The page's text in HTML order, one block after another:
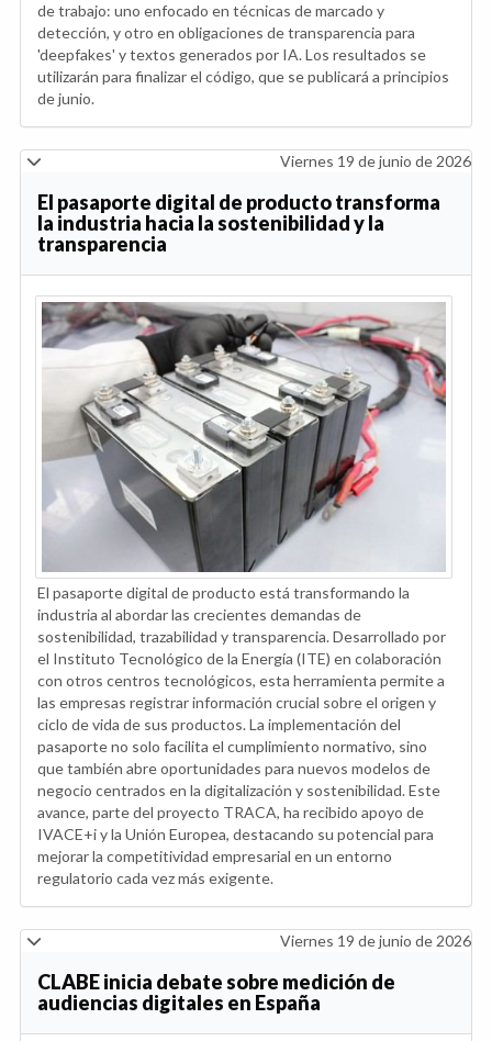
de trabajo: uno enfocado en técnicas de marcado y
detección, y otro en obligaciones de transparencia para
'deepfakes' y textos generados por IA. Los resultados se
utilizarán para finalizar el código, que se publicará a principios
de junio.
Viernes 19 de junio de 2026
El pasaporte digital de producto transforma
la industria hacia la sostenibilidad y la
transparencia
El pasaporte digital de producto está transformando la
industria al abordar las crecientes demandas de
sostenibilidad, trazabilidad y transparencia. Desarrollado por
el Instituto Tecnológico de la Energía (ITE) en colaboración
con otros centros tecnológicos, esta herramienta permite a
las empresas registrar información crucial sobre el origen y
ciclo de vida de sus productos. La implementación del
pasaporte no solo facilita el cumplimiento normativo, sino
que también abre oportunidades para nuevos modelos de
negocio centrados en la digitalización y sostenibilidad. Este
avance, parte del proyecto TRACA, ha recibido apoyo de
IVACE+i y la Unión Europea, destacando su potencial para
mejorar la competitividad empresarial en un entorno
regulatorio cada vez más exigente.
Viernes 19 de junio de 2026
CLABE inicia debate sobre medición de
audiencias digitales en España